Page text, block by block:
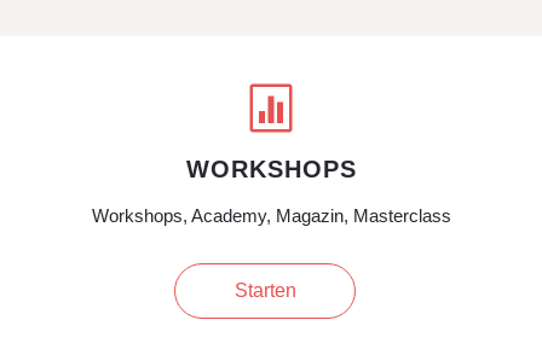

WORKSHOPS
Workshops, Academy, Magazin, Masterclass
Starten